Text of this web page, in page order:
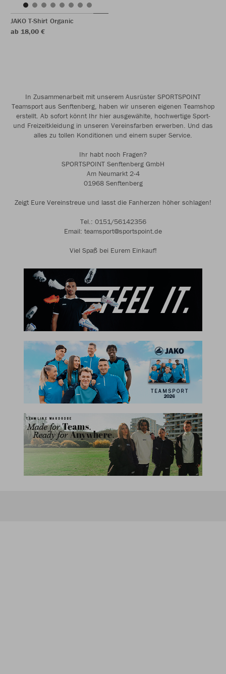
JAKO T-Shirt Organic
ab 18,00 €
In Zusammenarbeit mit unserem Ausrüster SPORTSPOINT
Teamsport aus Senftenberg, haben wir unseren eigenen Teamshop
erstellt. Ab sofort könnt Ihr hier ausgewählte, hochwertige Sport-
und Freizeitkleidung in unseren Vereinsfarben erwerben. Und das
alles zu tollen Konditionen und einem super Service.
Ihr habt noch Fragen?
SPORTSPOINT Senftenberg GmbH
Am Neumarkt 2-4
01968 Senftenberg
Zeigt Eure Vereinstreue und lasst die Fanherzen höher schlagen!
Tel.: 0151/56142356
Email: teamsport@sportspoint.de
Viel Spaß bei Eurem Einkauf!